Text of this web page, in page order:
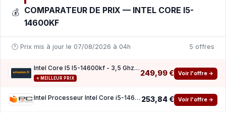
💰 COMPARATEUR DE PRIX — INTEL CORE I5-
14600KF
🕐 Prix mis à jour le 07/08/2026 à 04h 5 offres
Intel Core I5 I5-14600kf - 3,5 Ghz - 14 Core
⭐ MEILLEUR PRIX
249,99 € Voir l'offre →
Intel Processeur Intel Core i5-14600KF 14 Cœurs 3,5 GHz Base 5,3 GHz Turbo Overclocking So 253,84 € Voir l'offre →